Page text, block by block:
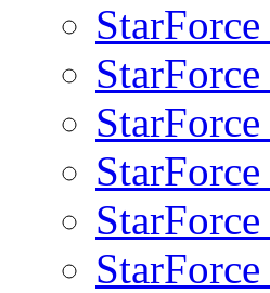
StarForce
StarForce
StarForce
StarForce
StarForce
StarForce